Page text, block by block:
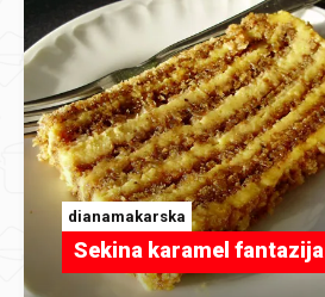
dianamakarska
Sekina karamel fantazija